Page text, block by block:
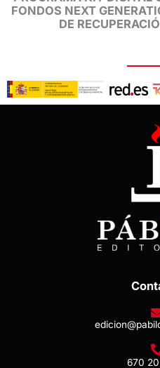
FONDOS NEXT
DE
670